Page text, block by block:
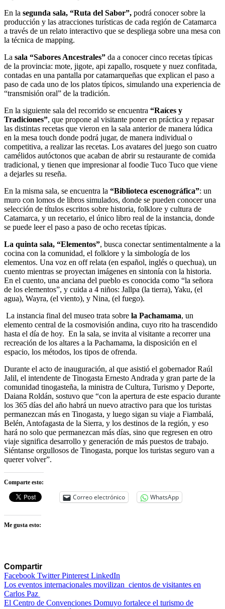
En la segunda sala, “Ruta del Sabor”, podrá conocer sobre la
producción y las atracciones turísticas de cada región de Catamarca
a través de un relato interactivo que se despliega sobre una mesa con
la técnica de mapping.
La sala “Sabores Ancestrales” da a conocer cinco recetas típicas
de la provincia: mote, jigote, api zapallo, rosquete y nuez confitada,
contadas en una pantalla por catamarqueñas que explican el paso a
paso de cada uno de los platos típicos, simulando una experiencia de
“transmisión oral” de la tradición.
En la siguiente sala del recorrido se encuentra “Raíces y
Tradiciones”, que propone al visitante poner en práctica y repasar
las distintas recetas que vieron en la sala anterior de manera lúdica
en la mesa touch donde podrá jugar, de manera individual o
competitiva, a realizar las recetas. Los avatares del juego son cuatro
camélidos autóctonos que acaban de abrir su restaurante de comida
tradicional, y tienen que impresionar al foodie Tuco Tuco que viene
a dejarles su reseña.
En la misma sala, se encuentra la “Biblioteca escenográfica”: un
muro con lomos de libros simulados, donde se pueden conocer una
selección de títulos escritos sobre historia, folklore y cultura de
Catamarca, y un recetario, el único libro real de la instancia, donde
se puede leer el paso a paso de ocho recetas típicas.
La quinta sala, “Elementos”, busca conectar sentimentalmente a la
cocina con la comunidad, el folklore y la simbología de los
elementos. Una voz en off relata (en español, inglés o quechua), un
cuento mientras se proyectan imágenes en sintonía con la historia.
En el cuento, una anciana del pueblo es conocida como “la señora
de los elementos”, y cuida a 4 niños: Jallpa (la tierra), Yaku, (el
agua), Wayra, (el viento), y Nina, (el fuego).
La instancia final del museo trata sobre la Pachamama, un
elemento central de la cosmovisión andina, cuyo rito ha trascendido
hasta el día de hoy. En la sala, se invita al visitante a recorrer una
recreación de los altares a la Pachamama, la disposición en el
espacio, los métodos, los tipos de ofrenda.
Durante el acto de inauguración, al que asistió el gobernador Raúl
Jalil, el intendente de Tinogasta Ernesto Andrada y gran parte de la
comunidad tinogasteña, la ministra de Cultura, Turismo y Deporte,
Daiana Roldán, sostuvo que “con la apertura de este espacio durante
los 365 días del año habrá un nuevo atractivo para que los turistas
permanezcan más en Tinogasta, y luego sigan su viaje a Fiambalá,
Belén, Antofagasta de la Sierra, y los destinos de la región, y eso
hará no solo que permanezcan más días, sino que regresen en otro
viaje significa desarrollo y generación de más puestos de trabajo.
Siéntanse orgullosos de Tinogasta, porque los turistas seguro van a
querer volver”.
Comparte esto:
Correo electrónico WhatsApp
Me gusta esto:
Compartir
Facebook TwitterPinterest LinkedIn
Navegación
de
Los eventos internacionales movilizan cientos de visitantes en
Carlos Paz
El Centro de Convenciones Domuyo fortalece el turismo de